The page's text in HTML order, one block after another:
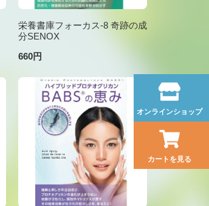
オンラインショップ
カートを見る
栄養書庫フォーカス-8 奇跡の成
分SENOX
660円